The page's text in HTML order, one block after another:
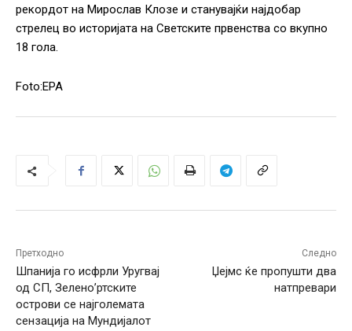
рекордот на Мирослав Клозе и станувајќи најдобар
стрелец во историјата на Светските првенства со вкупно
18 гола.
Foto:EPA
Претходно
Шпанија го исфрли Уругвај
од СП, Зелено’ртските
острови се најголемата
сензација на Мундијалот
Следно
Џејмс ќе пропушти два
натпревари